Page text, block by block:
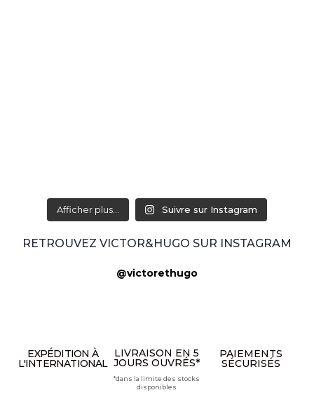
Afficher plus... Suivre sur Instagram
RETROUVEZ VICTOR&HUGO SUR INSTAGRAM
@victorethugo
EXPÉDITION À
L'INTERNATIONAL
LIVRAISON EN 5
JOURS OUVRÉS*
*dans la limite des stocks
disponibles
PAIEMENTS
SÉCURISÉS